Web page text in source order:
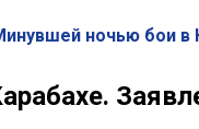
ночью бои в